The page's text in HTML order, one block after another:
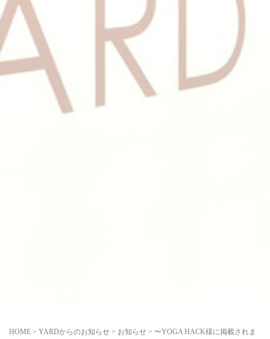
HOME > YARDからのお知らせ > お知らせ > 〜YOGA HACK様に掲載されま